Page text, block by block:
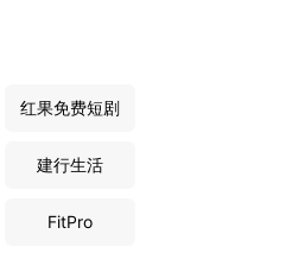
红果免费短剧
建行生活
FitPro